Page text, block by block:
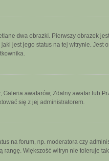
dwa obrazki. Pierwszy obrazek
jest jego status na tej witrynie.
awatarów, Zdalny awatar
się z jej administratorem.
na forum, np. moderatora czy
Większość witryn nie toleruje